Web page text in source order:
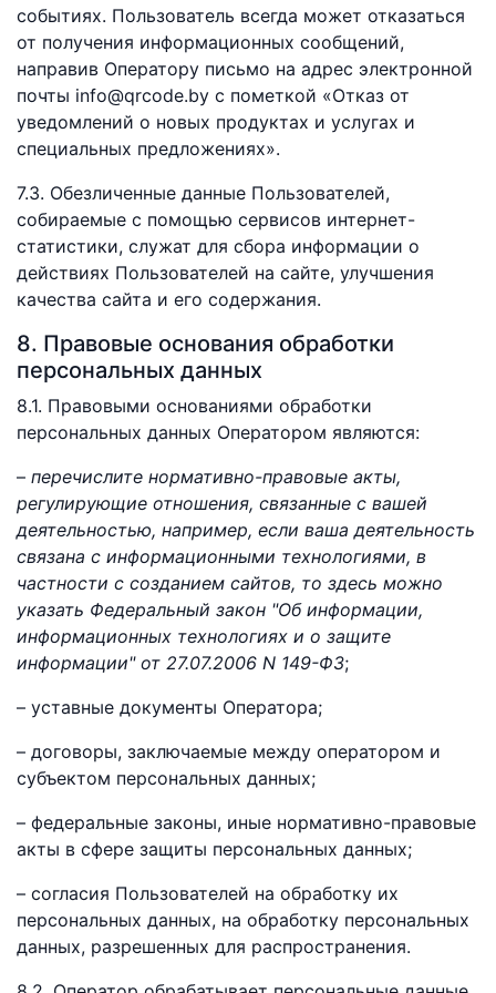
событиях. Пользователь всегда может отказаться
от получения информационных сообщений,
направив Оператору письмо на адрес электронной
почты info@qrcode.by с пометкой «Отказ от
уведомлений о новых продуктах и услугах и
специальных предложениях».
7.3. Обезличенные данные Пользователей,
собираемые с помощью сервисов интернет-
статистики, служат для сбора информации о
действиях Пользователей на сайте, улучшения
качества сайта и его содержания.
8. Правовые основания обработки
персональных данных
8.1. Правовыми основаниями обработки
персональных данных Оператором являются:
– перечислите нормативно-правовые акты,
регулирующие отношения, связанные с вашей
деятельностью, например, если ваша деятельность
связана с информационными технологиями, в
частности с созданием сайтов, то здесь можно
указать Федеральный закон "Об информации,
информационных технологиях и о защите
информации" от 27.07.2006 N 149-ФЗ;
– уставные документы Оператора;
– договоры, заключаемые между оператором и
субъектом персональных данных;
– федеральные законы, иные нормативно-правовые
акты в сфере защиты персональных данных;
– согласия Пользователей на обработку их
персональных данных, на обработку персональных
данных, разрешенных для распространения.